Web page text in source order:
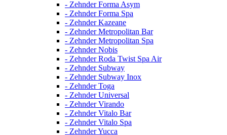
- Zehnder Forma Asym
- Zehnder Forma Spa
- Zehnder Kazeane
- Zehnder Metropolitan Bar
- Zehnder Metropolitan Spa
- Zehnder Nobis
- Zehnder Roda Twist Spa Air
- Zehnder Subway
- Zehnder Subway Inox
- Zehnder Toga
- Zehnder Universal
- Zehnder Virando
- Zehnder Vitalo Bar
- Zehnder Vitalo Spa
- Zehnder Yucca